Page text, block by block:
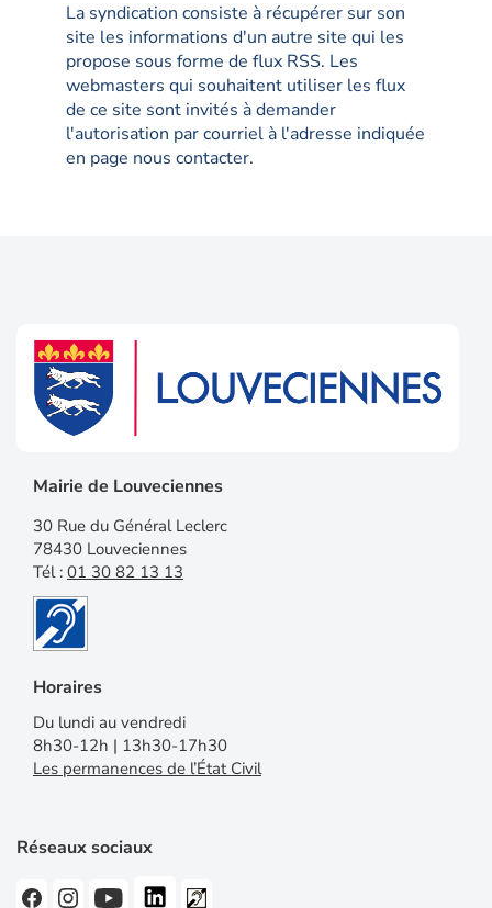
La syndication consiste à récupérer sur son
site les informations d'un autre site qui les
propose sous forme de flux RSS. Les
webmasters qui souhaitent utiliser les flux
de ce site sont invités à demander
l'autorisation par courriel à l'adresse indiquée
en page nous contacter.
Mairie de Louveciennes
30 Rue du Général Leclerc
78430 Louveciennes
Tél : 01 30 82 13 13
Horaires
Du lundi au vendredi
8h30-12h | 13h30-17h30
Les permanences de l’État Civil
Réseaux sociaux